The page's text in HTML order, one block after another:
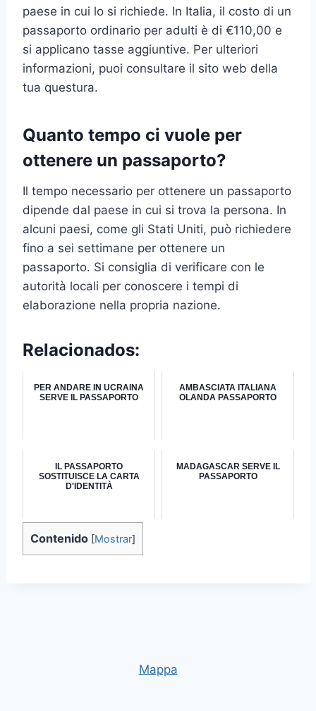
paese in cui lo si richiede. In Italia, il costo di un
passaporto ordinario per adulti è di €110,00 e
si applicano tasse aggiuntive. Per ulteriori
informazioni, puoi consultare il sito web della
tua questura.
Quanto tempo ci vuole per
ottenere un passaporto?
Il tempo necessario per ottenere un passaporto
dipende dal paese in cui si trova la persona. In
alcuni paesi, come gli Stati Uniti, può richiedere
fino a sei settimane per ottenere un
passaporto. Si consiglia di verificare con le
autorità locali per conoscere i tempi di
elaborazione nella propria nazione.
Relacionados:
PER ANDARE IN UCRAINA
SERVE IL PASSAPORTO
AMBASCIATA ITALIANA
OLANDA PASSAPORTO
IL PASSAPORTO
SOSTITUISCE LA CARTA
D'IDENTITÀ
MADAGASCAR SERVE IL
PASSAPORTO
Contenido [Mostrar]
Mappa